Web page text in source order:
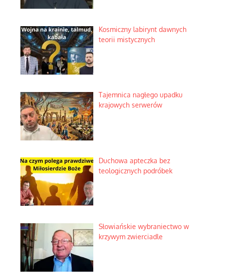
Kosmiczny labirynt dawnych
teorii mistycznych
Tajemnica nagłego upadku
krajowych serwerów
Duchowa apteczka bez
teologicznych podróbek
Słowiańskie wybraniectwo w
krzywym zwierciadle